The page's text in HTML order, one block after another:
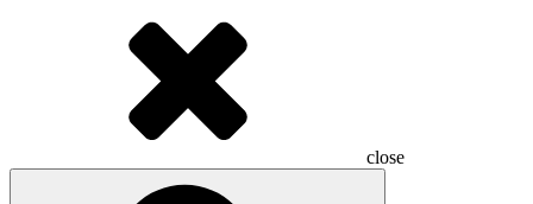
close